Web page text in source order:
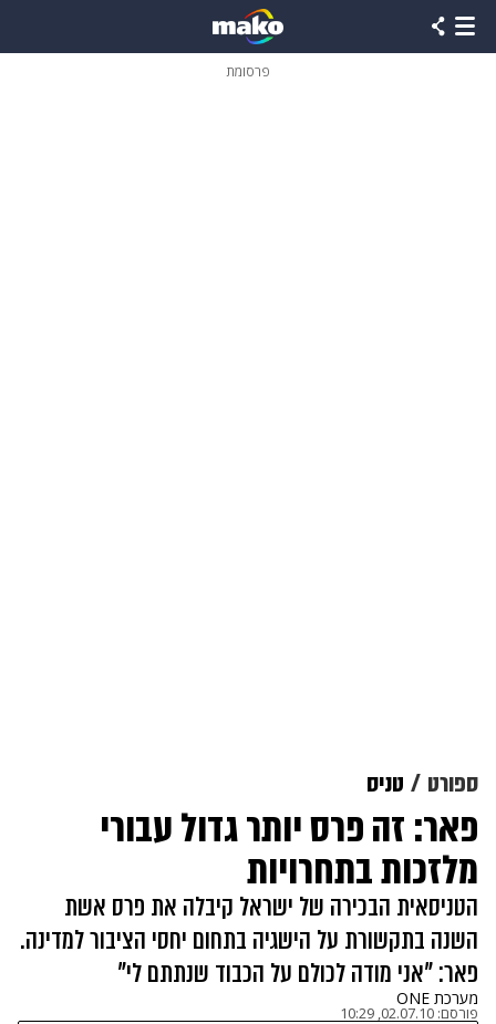
פרסומת
ספורט טניס
פאר: זה פרס יותר גדול עבורי
מלזכות בתחרויות
הטניסאית הבכירה של ישראל קיבלה את פרס אשת
השנה בתקשורת על הישגיה בתחום יחסי הציבור למדינה.
פאר: "אני מודה לכולם על הכבוד שנתתם לי"
מערכת ONE
פורסם: 02.07.10, 10:29